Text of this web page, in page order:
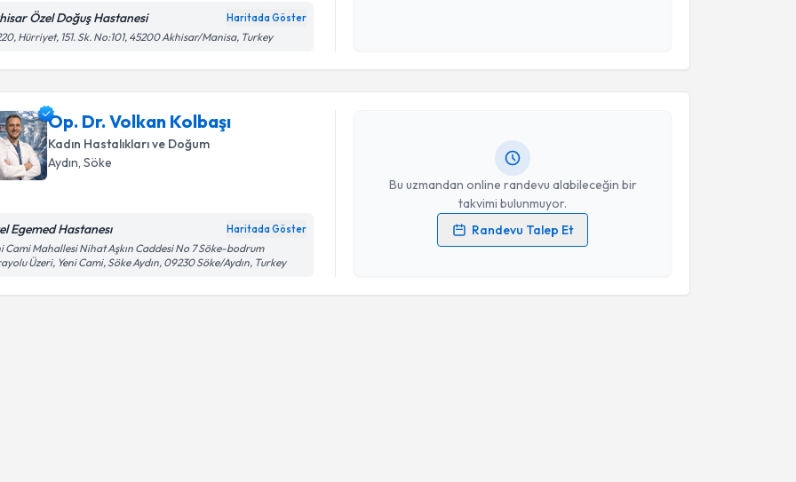
Özel Doğuş Hastanesi Haritada Göster
Hürriyet, 151. Sk. No:101, 45200 Akhisar/Manisa, Turkey
Takvim Talebini Gönder
Op. Dr. Volkan Kolbaşı
Kadın Hastalıkları ve Doğum
Aydın, Söke
Egemed Hastanesı Haritada Göster
Cami Mahallesi Nihat Aşkın Caddesi No 7 Söke-bodrum
Üzeri, Yeni Cami, Söke Aydın, 09230 Söke/Aydın, Turkey
Bu uzmandan online randevu alabileceğin bir
takvimi bulunmuyor.
Randevu Talep Et
Op. Dr. Volkan Kolbaşıiçin randevu takvimi talebi oluşturun.
Size bu uzmandan randevu almanız için bir takvim
Kişisel verilerimin işlenmesine ilişkinAydınlatma Metni